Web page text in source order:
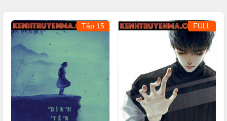
Tập 15 FULL